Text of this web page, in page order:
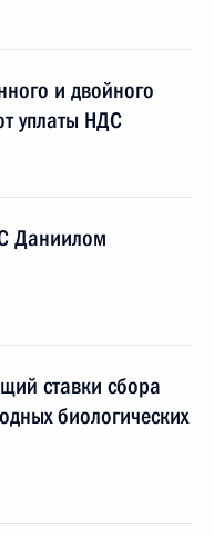
и двойного
уплаты НДС
Даниилом
ставки сбора
биологических